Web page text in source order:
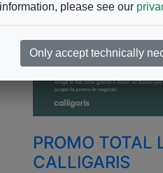
PROMO TOTAL
CALLIGARIS
please see our
Only accept technically